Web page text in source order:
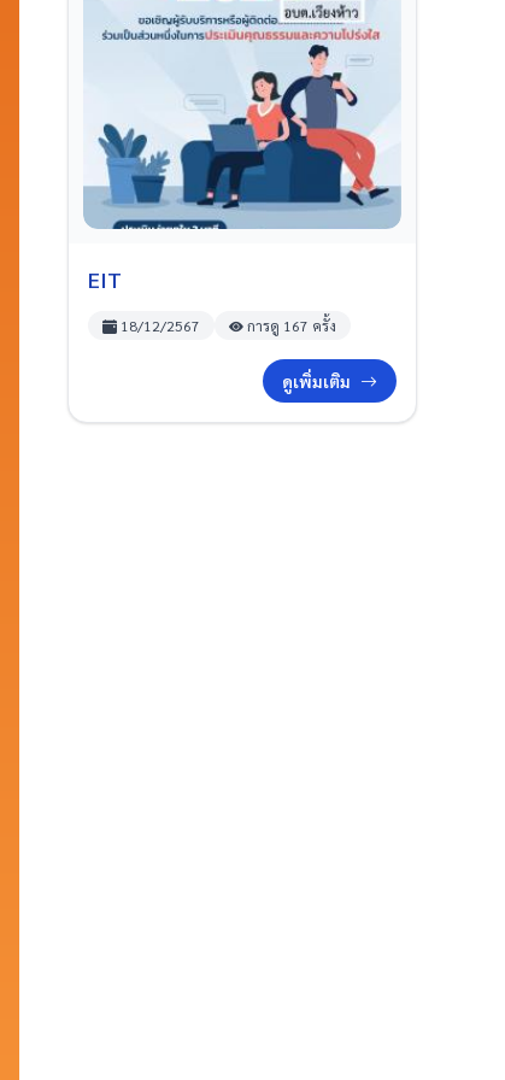
EIT
18/12/2567 การดู 167 ครั้ง
ดูเพิ่มเติม